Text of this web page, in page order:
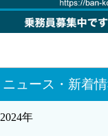
ニュース・新着
2024年